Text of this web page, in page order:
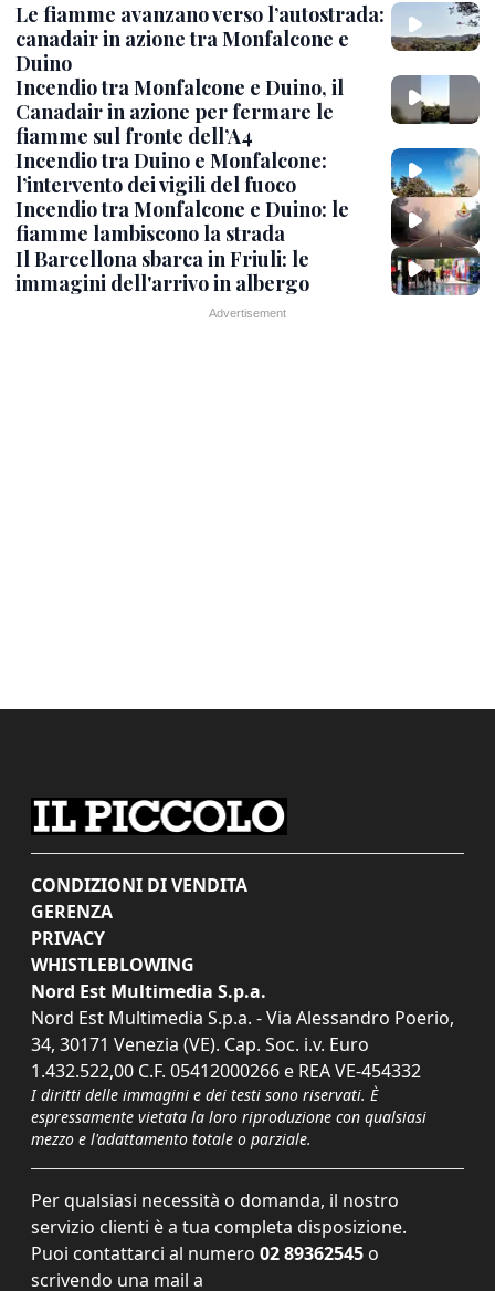
Le fiamme avanzano verso l’autostrada:
canadair in azione tra Monfalcone e
Duino
Incendio tra Monfalcone e Duino, il
Canadair in azione per fermare le
fiamme sul fronte dell’A4
Incendio tra Duino e Monfalcone:
l’intervento dei vigili del fuoco
Incendio tra Monfalcone e Duino: le
fiamme lambiscono la strada
Il Barcellona sbarca in Friuli: le
immagini dell'arrivo in albergo
CONDIZIONI DI VENDITA
GERENZA
PRIVACY
WHISTLEBLOWING
Nord Est Multimedia S.p.a.
Nord Est Multimedia S.p.a. - Via Alessandro Poerio,
34, 30171 Venezia (VE). Cap. Soc. i.v. Euro
1.432.522,00 C.F. 05412000266 e REA VE-454332
I diritti delle immagini e dei testi sono riservati. È
espressamente vietata la loro riproduzione con qualsiasi
mezzo e l'adattamento totale o parziale.
Per qualsiasi necessità o domanda, il nostro
servizio clienti è a tua completa disposizione.
Puoi contattarci al numero 02 89362545 o
scrivendo una mail a